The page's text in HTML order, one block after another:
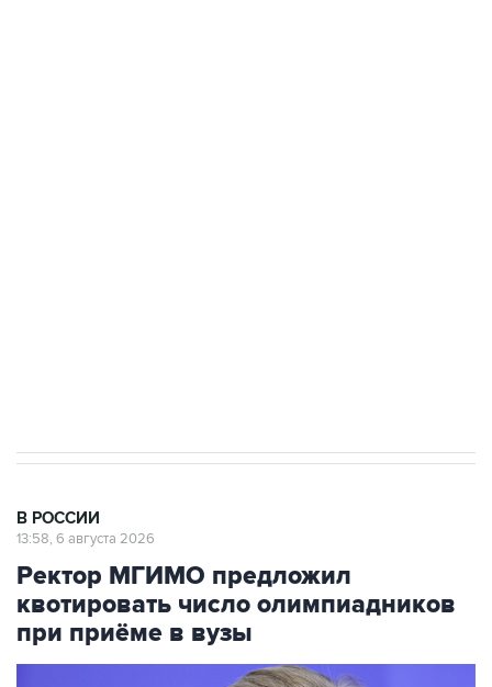
В РОССИИ
13:58, 6 августа 2026
Ректор МГИМО предложил
квотировать число олимпиадников
при приёме в вузы